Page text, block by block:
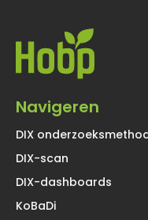
Navigeren
DIX
DIX-scan
DIX-dashboards
KoBaDi